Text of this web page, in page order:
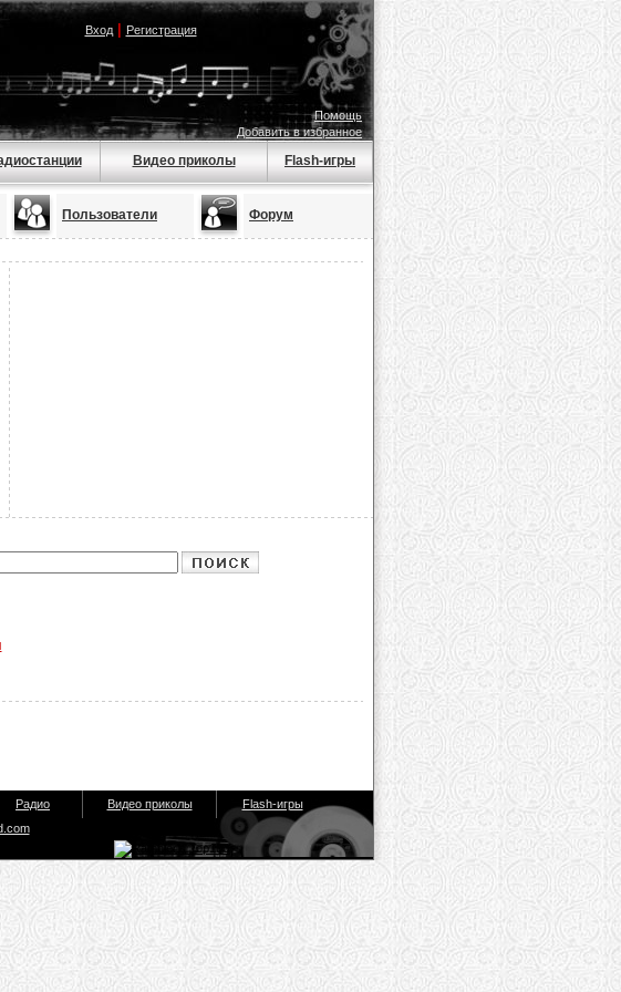
Вход| Регистрация
Помощь
Добавить в избранное
Видео приколы Flash-игры
Пользователи Форум
Радио Видео приколы
Flash-игры